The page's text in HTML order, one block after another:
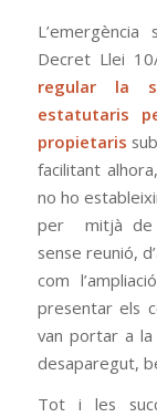
Decret Llei
regular la
estatutaris
propietaris
facilitant
no ho
per mitjà de
sense reunió,
com
presentar els
van portar a la
desaparegut,
Tot i les